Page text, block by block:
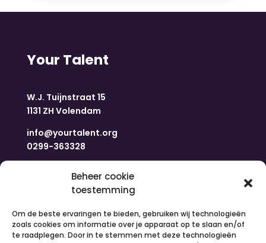
Beheer cookie
toestemming
Om de beste ervaringen te bieden, gebruiken wij technologieën
zoals cookies om informatie over je apparaat op te slaan en/of
te raadplegen. Door in te stemmen met deze technologieën
Your Talent
W.J. Tuijnstraat 15
1131 ZH Volendam
info@yourtalent.org
0299-363328
Navigatie
Home
Nieuws